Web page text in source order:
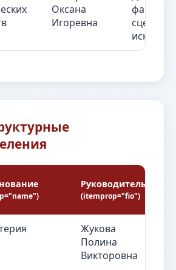
Оксана
Игоревна
искусств
Руководитель
(itemprop="fio")
Жукова
Полина
Викторовна